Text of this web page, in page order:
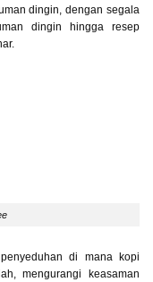
dingin, dengan segala
dingin hingga resep
di mana kopi
mengurangi keasaman